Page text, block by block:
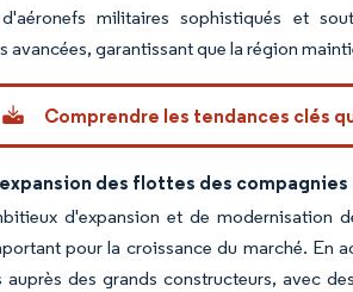
militaires sophistiqués et
avancées, garantissant que la région
Comprendre les tendances clés
des flottes des
d'expansion et de modernisation
pour la croissance du marché. En
auprès des grands constructeurs, avec